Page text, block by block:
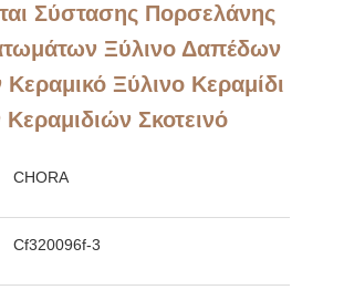
Σύστασης Πορσελάνης
Ξύλινο Δαπέδων
Ξύλινο Κεραμίδι
Σκοτεινό
CHORA
Cf320096f-3